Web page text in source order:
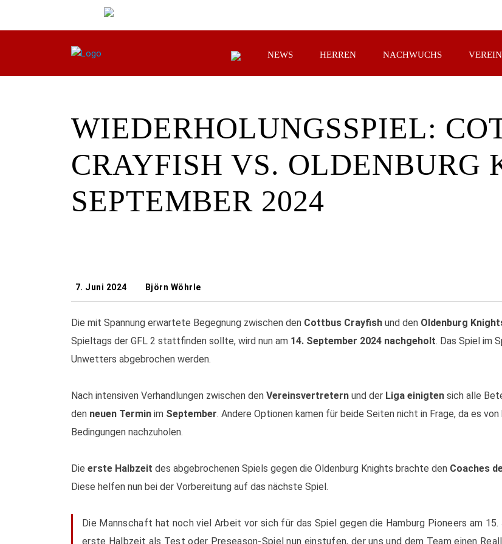
NEWS HERREN NACHWUCHS VEREIN
WIEDERHOLUNGSSPIEL:
CRAYFISH VS. OLDENBURG
SEPTEMBER 2024
7. Juni 2024 Björn Wöhrle
Die mit Spannung erwartete Begegnung zwischen den Cottbus Crayfish und den Oldenburg
Spieltags der GFL 2 stattfinden sollte, wird nun am 14. September 2024 nachgeholt. Das Spiel im
Unwetters abgebrochen werden.
Nach intensiven Verhandlungen zwischen den Vereinsvertretern und der Liga einigten sich alle
den neuen Termin im September. Andere Optionen kamen für beide Seiten nicht in Frage, da es
Bedingungen nachzuholen.
Die erste Halbzeit des abgebrochenen Spiels gegen die Oldenburg Knights brachte den Coaches
Diese helfen nun bei der Vorbereitung auf das nächste Spiel.
Die Mannschaft hat noch viel Arbeit vor sich für das Spiel gegen die Hamburg Pioneers am
erste Halbzeit als Test oder Preseason-Spiel nun einstufen, der uns und dem Team einen
Cottbus Crayfish - American Football in Cottbus
Elisabeth-Wolf Str. 5